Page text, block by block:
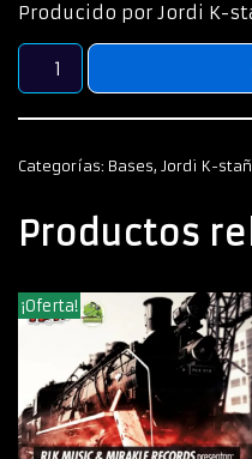
Producido por Jordi K-
Categorías: Bases, Jordi K-
Productos
¡Oferta!